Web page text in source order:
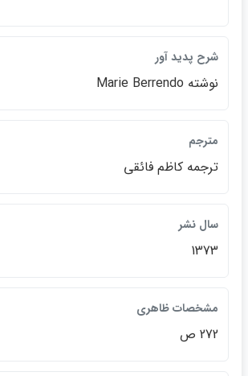
شرح پديد آور
نوشته Marie Berrendo
مترجم
ترجمه كاظم فائقي
سال نشر
1373
مشخصات ظاهري
272 ص